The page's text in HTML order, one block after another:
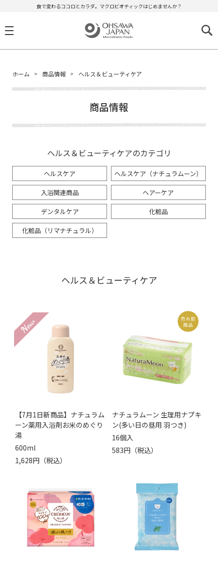
食で変わるココロとカラダ。マクロビオティックはじめませんか？
ホーム 商品情報 ヘルス＆ビューティケア
商品情報
ヘルス＆ビューティケアのカテゴリ
ヘルスケア ヘルスケア（ナチュラムーン）
入浴関連商品 ヘアーケア
デンタルケア 化粧品
化粧品（リマナチュラル）
ヘルス＆ビューティケア
【7月1日新商品】ナチュラム
ーン薬用入浴剤お米のめぐり
湯
600ml
1,628円（税込）
ナチュラムーン 生理用ナプキ
ン(多い日の昼用 羽つき)
16個入
583円（税込）